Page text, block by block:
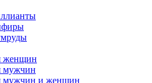
женщин
мужчин
мужчин и женщин